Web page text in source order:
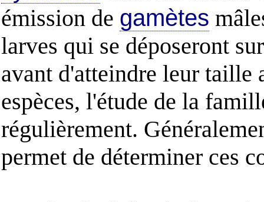
émission de gamètes
larves qui se déposeront
avant d'atteindre leur taille
espèces, l'étude de la
régulièrement.
permet de déterminer ces